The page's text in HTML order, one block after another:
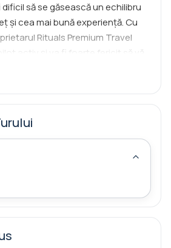
să se găsească un echilibru
și cea mai bună experiență. Cu
Rituals Premium Travel
activ și va fi foarte fericit să vă
opțiune de zbor. Cine ştie,
împreună! Vom aranja turul
bucura de fiecare moment al
fi ridicaţi de la hotel dimineaţa
pe terenul de decolare. Acolo,
de pregătire a baloanelor, și în cele
a aterizării, veţi fi dus înapoi la